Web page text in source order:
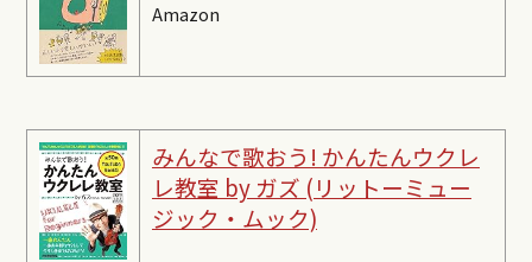
Amazon
みんなで歌おう! かんたんウクレ
レ教室 by ガズ (リットーミュー
ジック・ムック)